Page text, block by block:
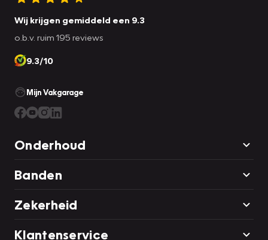
Wij krijgen gemiddeld een 9.3
o.b.v. ruim 195 reviews
9.3/10
Mijn Vakgarage
Onderhoud
Banden
Zekerheid
Klantenservice